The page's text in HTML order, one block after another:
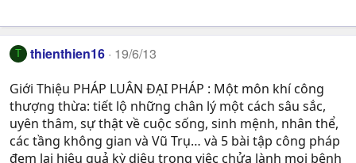
T thienthien16 19/6/13
Giới Thiệu PHÁP LUÂN ĐẠI PHÁP : Một môn khí công
thượng thừa: tiết lộ những chân lý một cách sâu sắc,
uyên thâm, sự thật về cuộc sống, sinh mệnh, nhân thể,
các tầng không gian và Vũ Trụ… và 5 bài tập công pháp
đem lại hiệu quả kỳ diệu trong việc chửa lành mọi bệnh